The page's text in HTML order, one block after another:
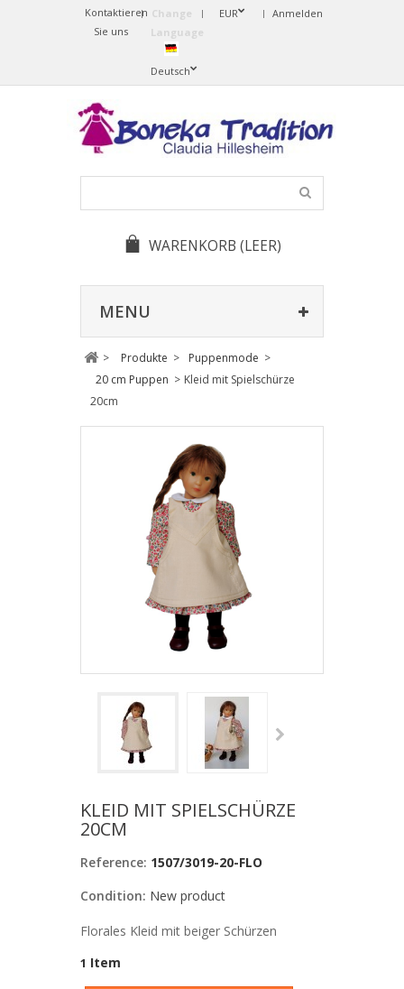
Anmelden
EUR
Change
Language
Deutsch
Kontaktieren
Sie uns
WARENKORB (LEER)
MENU
> Produkte > Puppenmode >
20 cm Puppen > Kleid mit Spielschürze
20cm
KLEID MIT SPIELSCHÜRZE
20CM
Reference: 1507/3019-20-FLO
Condition: New product
Florales Kleid mit beiger Schürzen
1 Item